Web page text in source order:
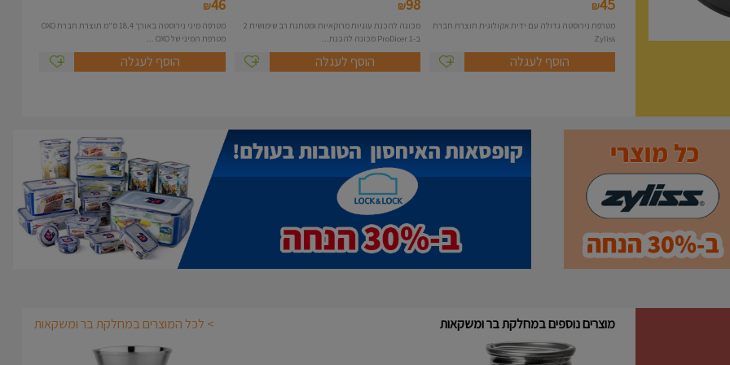
45
₪
מטרפת נירוסטה גדולה עם ידית אקולוגית תוצרת חברת
Zyliss
הוסף לעגלה
98
₪
מכונה להכנת עוגיות מרוקאיות ומטחנת רב שימושית 2
ב-1 ProDicer מכונה להכנת...
הוסף לעגלה
46
₪
מטרפה מיני נירוסטה באורך 18.4 ס"מ תוצרת חברת OXO
מטרפת המיני של OXO ...
הוסף לעגלה
מוצרים נוספים במחלקת בר ומשקאות > לכל המוצרים במחלקת בר ומשקאות